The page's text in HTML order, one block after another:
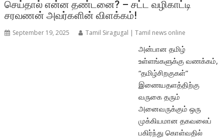
செய்தால் என்ன தண்டனை? – சட்ட வழிகாட்டி
சரவணன் அவர்களின் விளக்கம்!
September 19, 2025 Tamil Siragugal | Tamil news online
அன்பான தமிழ்
உள்ளங்களுக்கு வணக்கம்,
“தமிழ்சிறகுகள்”
இணையதளத்திற்கு
வருகை தரும்
அனைவருக்கும் ஒரு
முக்கியமான தகவலைப்
பகிர்ந்து கொள்வதில்